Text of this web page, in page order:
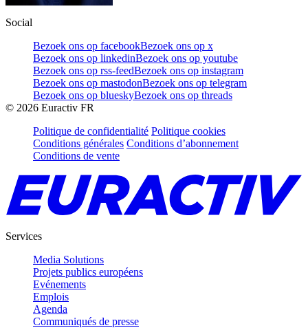
Social
Bezoek ons op facebookBezoek ons op x
Bezoek ons op linkedinBezoek ons op youtube
Bezoek ons op rss-feedBezoek ons op instagram
Bezoek ons op mastodonBezoek ons op telegram
Bezoek ons op blueskyBezoek ons op threads
© 2026 Euractiv FR
Politique de confidentialité Politique cookies
Conditions générales Conditions d’abonnement
Conditions de vente
Services
Media Solutions
Projets publics européens
Evénements
Emplois
Agenda
Communiqués de presse